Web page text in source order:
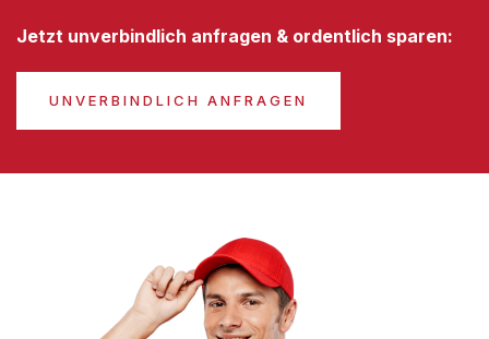
Jetzt unverbindlich anfragen & ordentlich sparen:
UNVERBINDLICH ANFRAGEN